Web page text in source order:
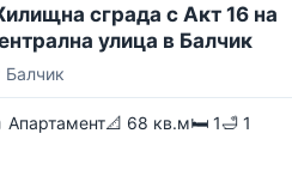
сграда с Акт 16 на
улица в Балчик
Балчик
Апартамент📐 68 кв.м🛏 1🛁 1